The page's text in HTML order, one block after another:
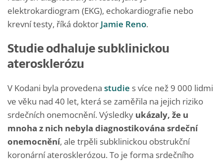
elektrokardiogram (EKG), echokardiografie nebo
krevní testy, říká doktor Jamie Reno.
Studie odhaluje subklinickou
aterosklerózu
V Kodani byla provedena studie s více než 9 000 lidmi
ve věku nad 40 let, která se zaměřila na jejich riziko
srdečních onemocnění. Výsledky ukázaly, že u
mnoha z nich nebyla diagnostikována srdeční
onemocnění, ale trpěli subklinickou obstrukční
koronární aterosklerózou. To je forma srdečního